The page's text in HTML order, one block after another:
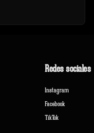
Redes sociales
Instagram
Facebook
TikTok